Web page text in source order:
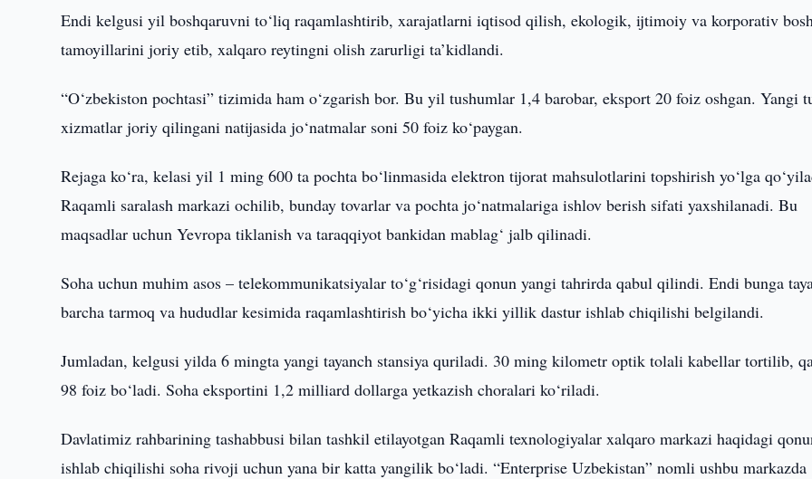
Endi kelgusi yil boshqaruvni to‘liq raqamlashtirib, xarajatlarni iqtisod qilish, ekologik, ijtimoiy va korporativ
tamoyillarini joriy etib, xalqaro reytingni olish zarurligi ta’kidlandi.
“O‘zbekiston pochtasi” tizimida ham o‘zgarish bor. Bu yil tushumlar 1,4 barobar, eksport 20 foiz oshgan. Yangi
xizmatlar joriy qilingani natijasida jo‘natmalar soni 50 foiz ko‘paygan.
Rejaga ko‘ra, kelasi yil 1 ming 600 ta pochta bo‘linmasida elektron tijorat mahsulotlarini topshirish yo‘lga
Raqamli saralash markazi ochilib, bunday tovarlar va pochta jo‘natmalariga ishlov berish sifati yaxshilanadi. Bu
maqsadlar uchun Yevropa tiklanish va taraqqiyot bankidan mablag‘ jalb qilinadi.
Soha uchun muhim asos – telekommunikatsiyalar to‘g‘risidagi qonun yangi tahrirda qabul qilindi. Endi bunga
barcha tarmoq va hududlar kesimida raqamlashtirish bo‘yicha ikki yillik dastur ishlab chiqilishi belgilandi.
Jumladan, kelgusi yilda 6 mingta yangi tayanch stansiya quriladi. 30 ming kilometr optik tolali kabellar tortilib,
98 foiz bo‘ladi. Soha eksportini 1,2 milliard dollarga yetkazish choralari ko‘riladi.
Davlatimiz rahbarining tashabbusi bilan tashkil etilayotgan Raqamli texnologiyalar xalqaro markazi haqidagi
ishlab chiqilishi soha rivoji uchun yana bir katta yangilik bo‘ladi. “Enterprise Uzbekistan” nomli ushbu markazda